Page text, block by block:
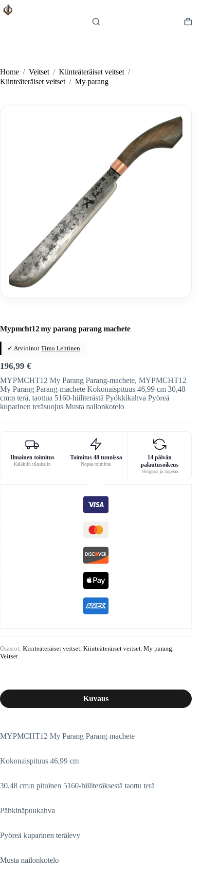
Skip
to
Shopping
Home / Veitset / Kiinteäteräiset veitset /
Kiinteäteräiset veitset / My parang
Mypmcht12 my parang parang machete
✓ Arvioinut Timo Lehtinen
196,99 €
MYPMCHT12 My Parang Parang-machete, MYPMCHT12
My Parang Parang-machete Kokonaispituus 46,99 cm 30,48
cm:n terä, taottua 5160-hiiliterästä Pyökkikahva Pyöreä
kuparinen teräsuojus Musta nailonkotelo
Ilmainen toimitus
Kaikkiin tilauksiin
Toimitus 48 tunnissa
Nopea toimitus
14 päivän
palautusoikeus
Helppoa ja nopeaa
Osastot: Kiinteäteräiset veitset, Kiinteäteräiset veitset, My parang,
Veitset
Kuvaus
MYPMCHT12 My Parang Parang-machete
Kokonaispituus 46,99 cm
30,48 cm:n pituinen 5160-hiiliteräksestä taottu terä
Pähkinäpuukahva
Pyöreä kuparinen terälevy
Musta nailonkotelo